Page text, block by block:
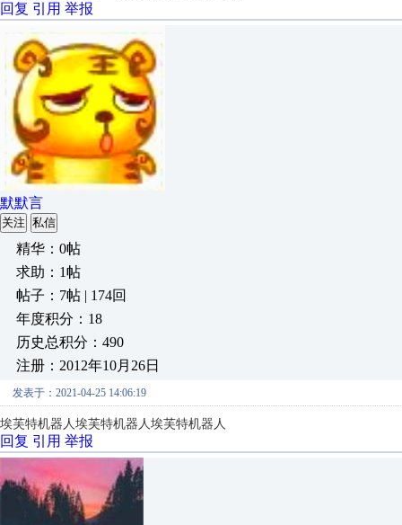
回复 引用 举报
默默言
关注 私信
精华：0帖
求助：1帖
帖子：7帖 | 174回
年度积分：18
历史总积分：490
注册：2012年10月26日
发表于：2021-04-25 14:06:19
埃芙特机器人埃芙特机器人埃芙特机器人
回复 引用 举报